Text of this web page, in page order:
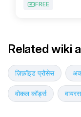
FREE
Related wiki
ज़िफ़ॉइड प्रोसेस
वोकल कॉर्ड्स वायरस